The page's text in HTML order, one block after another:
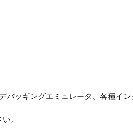
ッギングエミュレータ、各種イ
。